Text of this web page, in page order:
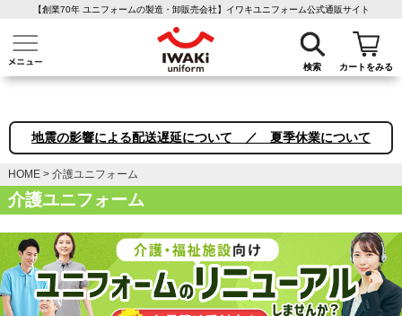
【創業70年 ユニフォームの製造・卸販売会社】イワキユニフォーム公式通販サイト
検索 カートをみる
介護ユニフォーム 作業着・作業服 ファン付き作業着 医療白衣
地震の影響による配送遅延について ／ 夏季休業について
HOME 介護ユニフォーム
介護ユニフォーム